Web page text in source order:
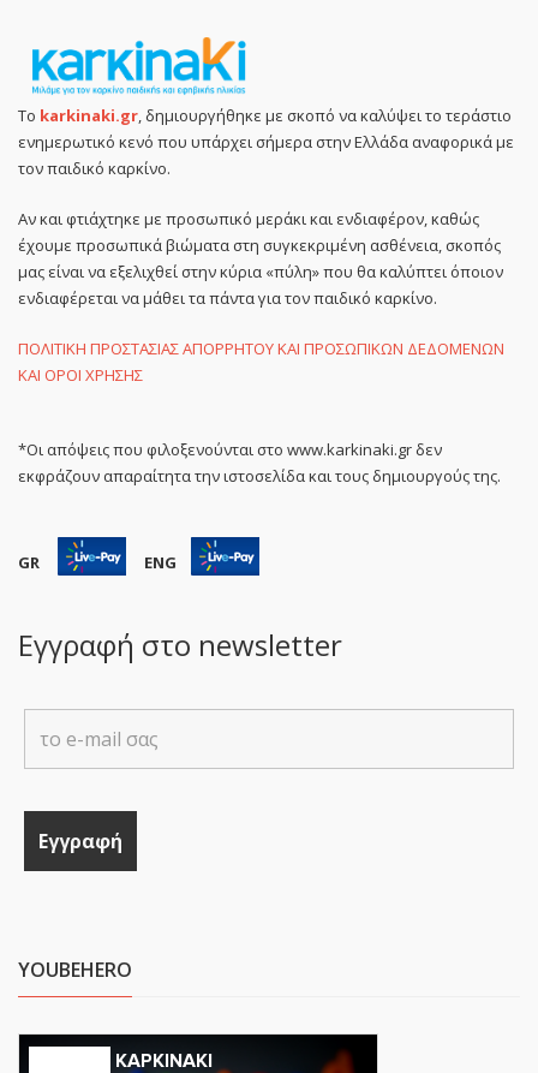
Το karkinaki.gr, δημιουργήθηκε με σκοπό να καλύψει το τεράστιο
ενημερωτικό κενό που υπάρχει σήμερα στην Ελλάδα αναφορικά με
τον παιδικό καρκίνο.
Αν και φτιάχτηκε με προσωπικό μεράκι και ενδιαφέρον, καθώς
έχουμε προσωπικά βιώματα στη συγκεκριμένη ασθένεια, σκοπός
μας είναι να εξελιχθεί στην κύρια «πύλη» που θα καλύπτει όποιον
ενδιαφέρεται να μάθει τα πάντα για τον παιδικό καρκίνο.
ΠΟΛΙΤΙΚΗ ΠΡΟΣΤΑΣΙΑΣ ΑΠΟΡΡΗΤΟΥ ΚΑΙ ΠΡΟΣΩΠΙΚΩΝ ΔΕΔΟΜΕΝΩΝ
ΚΑΙ ΟΡΟΙ ΧΡΗΣΗΣ
*Οι απόψεις που φιλοξενούνται στο www.karkinaki.gr δεν
εκφράζουν απαραίτητα την ιστοσελίδα και τους δημιουργούς της.
GR ENG
Εγγραφή στο newsletter
YOUBEHERO